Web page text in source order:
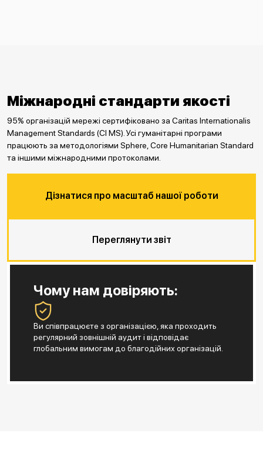
Міжнародні стандарти якості
95% організацій мережі сертифіковано за Caritas Internationalis
Management Standards (CI MS). Усі гуманітарні програми
працюють за методологіями Sphere, Core Humanitarian Standard
та іншими міжнародними протоколами.
Дізнатися про масштаб нашої роботи
Переглянути звіт
Чому нам довіряють:
Ви співпрацюєте з організацією, яка проходить
регулярний зовнішній аудит і відповідає
глобальним вимогам до благодійних організацій.